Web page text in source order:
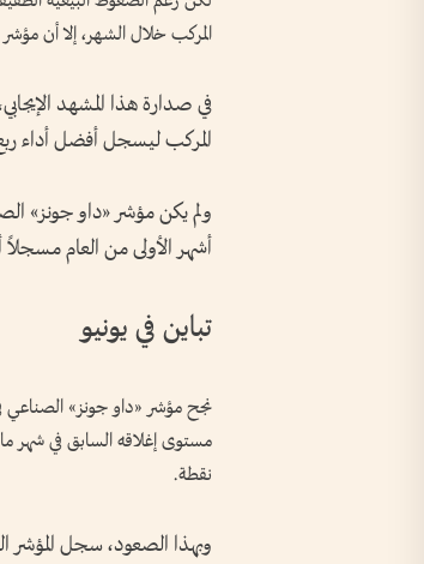
المركب خلال الشهر، إلا أن
في صدارة هذا المشهد
المركب ليسجل أفضل أداء ربع سنوي له منذ عام 2020،
ولم يكن مؤشر «داو جونز»
أشهر الأولى من العام مسجلاً
تباين في يونيو
نجح مؤشر «داو جونز»
نقطة.